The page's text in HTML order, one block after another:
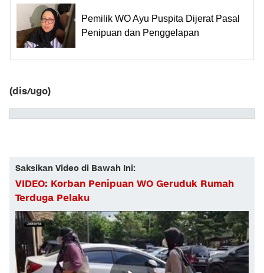
Pemilik WO Ayu Puspita Dijerat Pasal
Penipuan dan Penggelapan
(dis/ugo)
Saksikan Video di Bawah Ini:
VIDEO: Korban Penipuan WO Geruduk Rumah
Terduga Pelaku